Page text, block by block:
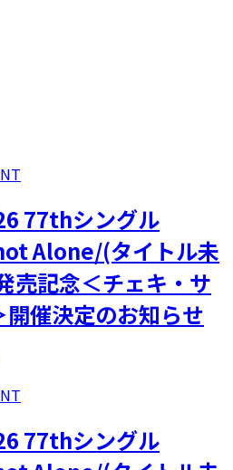
77thシングル
Alone/(タイトル未
売記念＜チェキ・サ
催決定のお知らせ
77thシングル